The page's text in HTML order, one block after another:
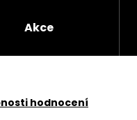
Akce
hodnocení